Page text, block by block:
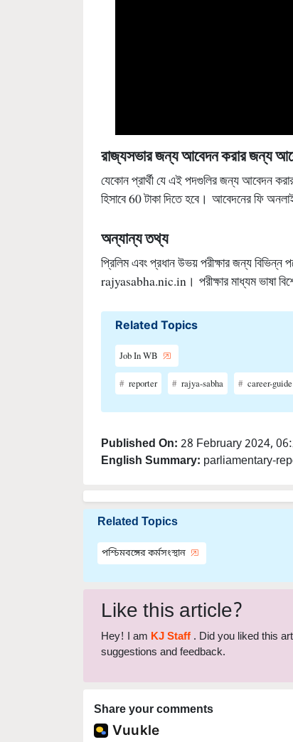
রাজ্যসভার জন্য আবেদন করার জন্য
যেকোন প্রার্থী যে এই পদগুলির জন্য আবেদন
হিসাবে 60 টাকা দিতে হবে। আবেদনের ফি
অন্যান্য তথ্য
প্রিলিম এবং প্রধান উভয় পরীক্ষার জন্য বিভিন্ন
rajyasabha.nic.in। পরীক্ষার মাধ্যম ভাষা
Related Topics
Job In WB
reporter rajya-sabha career-guide
Published On: 28 February 2024,
English Summary: parliamentary-
Related Topics
পশ্চিমবঙ্গের কর্মসংস্থান
Like this article?
Hey! I am KJ Staff . Did you liked this
suggestions and feedback.
Share your comments